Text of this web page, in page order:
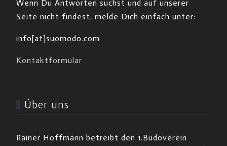
Wenn Du Antworten suchst und auf unserer
Seite nicht findest, melde Dich einfach unter:
info[at]suomodo.com
Kontaktformular
Über uns
Rainer Hoffmann betreibt den 1.Budoverein